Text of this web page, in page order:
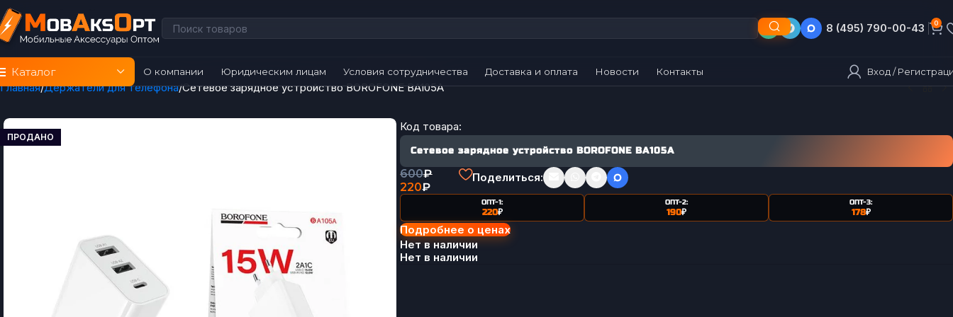
8 (495) 790-00-43 8 (903) 790-00-43 0
Каталог О компании Юридическим лицам Условия сотрудничества Доставка и оплата Новости Контакты Вход /
Главная Держатели для телефона Сетевое зарядное устройство BOROFONE BA105A
ПРОДАНО
Код товара:
Сетевое зарядное устройство BOROFONE BA105A
600₽
220₽
Поделиться:
ОПТ-1:
220₽
ОПТ-2:
190₽
ОПТ-3:
178₽
Подробнее о ценах
Нет в наличии
Нет в наличии